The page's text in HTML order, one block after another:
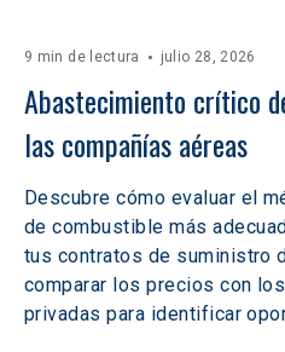
9 min de lectura julio 28, 2026
Abastecimiento crítico
las compañías aéreas
Descubre cómo evaluar el
de combustible más
tus contratos de suministro
comparar los precios con
privadas para identificar